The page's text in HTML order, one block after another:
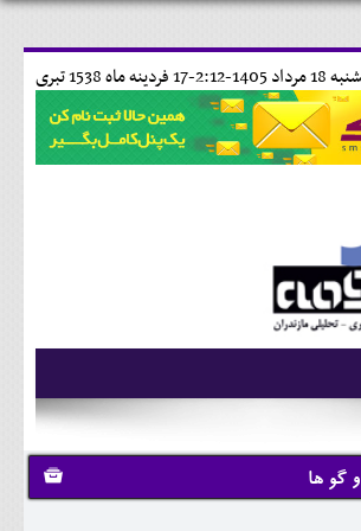
17 فردينه ماه 1538 تبری 1405-2:12-
گو ها